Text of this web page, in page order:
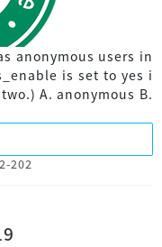
anonymous users in
is set to yes i
A. anonymous B.
202